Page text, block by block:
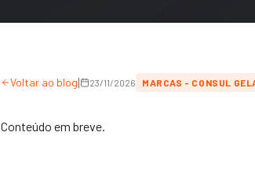
Voltar ao blog| 23/11/2026 MARCAS - CONSUL
Conteúdo em breve.